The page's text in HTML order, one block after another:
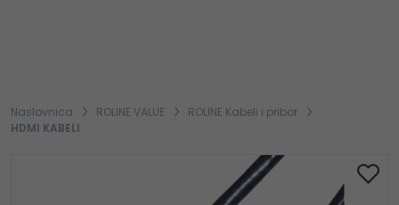
Naslovnica ROLINE VALUE
ROLINE Kabeli i pribor
HDMI KABELI